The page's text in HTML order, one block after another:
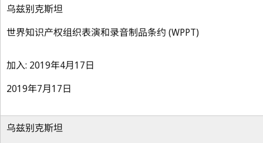
乌兹别克斯坦
世界知识产权组织表演和录音制品条约 (WPPT)
加入: 2019年4月17日
2019年7月17日
乌兹别克斯坦